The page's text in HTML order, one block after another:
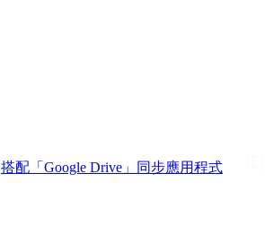
搭配「Google Drive」同步應用程式